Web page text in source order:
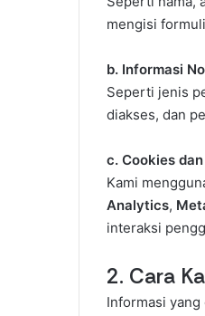
mengisi
b. Informasi
Seperti jenis
diakses, dan
c. Cookies
Kami
Analytics,
interaksi
2. Cara
Informasi